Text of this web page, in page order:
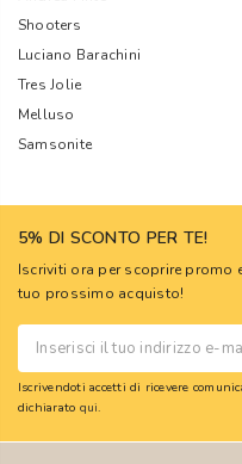
Shooters
Luciano Barachini
Tres Jolie
Melluso
Samsonite
5% DI SCONTO PER TE!
Iscriviti ora per scoprire promo
tuo prossimo acquisto!
Iscrivendoti accetti di ricevere
dichiarato qui.